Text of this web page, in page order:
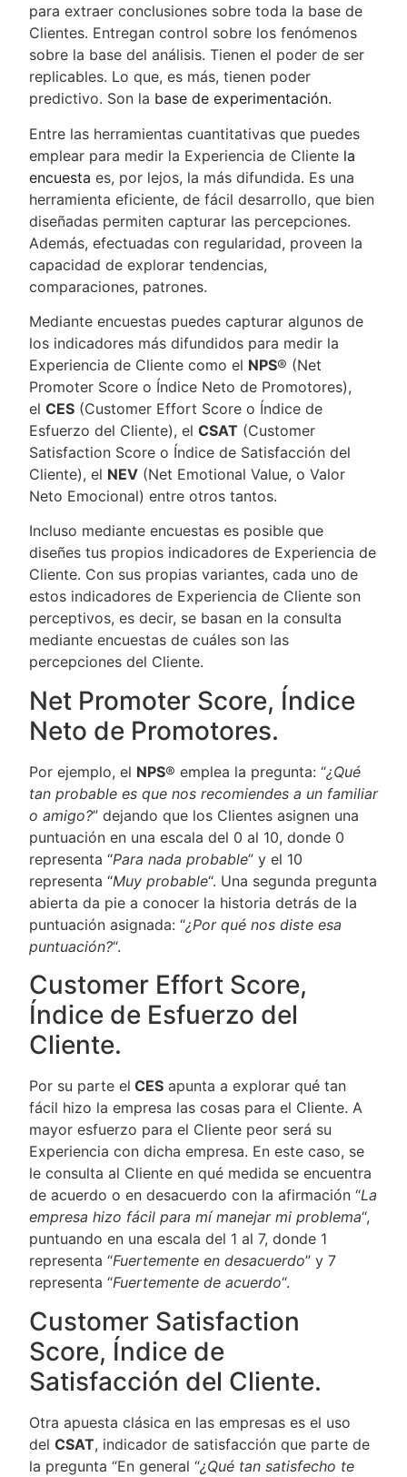
para extraer conclusiones sobre toda la base de
Clientes. Entregan control sobre los fenómenos
sobre la base del análisis. Tienen el poder de ser
replicables. Lo que, es más, tienen poder
predictivo. Son la base de experimentación.
Entre las herramientas cuantitativas que puedes
emplear para medir la Experiencia de Cliente la
encuesta es, por lejos, la más difundida. Es una
herramienta eficiente, de fácil desarrollo, que bien
diseñadas permiten capturar las percepciones.
Además, efectuadas con regularidad, proveen la
capacidad de explorar tendencias,
comparaciones, patrones.
Mediante encuestas puedes capturar algunos de
los indicadores más difundidos para medir la
Experiencia de Cliente como el NPS® (Net
Promoter Score o Índice Neto de Promotores),
el CES (Customer Effort Score o Índice de
Esfuerzo del Cliente), el CSAT (Customer
Satisfaction Score o Índice de Satisfacción del
Cliente), el NEV (Net Emotional Value, o Valor
Neto Emocional) entre otros tantos.
Incluso mediante encuestas es posible que
diseñes tus propios indicadores de Experiencia de
Cliente. Con sus propias variantes, cada uno de
estos indicadores de Experiencia de Cliente son
perceptivos, es decir, se basan en la consulta
mediante encuestas de cuáles son las
percepciones del Cliente.
Net Promoter Score, Índice
Neto de Promotores.
Por ejemplo, el NPS® emplea la pregunta: “¿Qué
tan probable es que nos recomiendes a un familiar
o amigo?” dejando que los Clientes asignen una
puntuación en una escala del 0 al 10, donde 0
representa “Para nada probable” y el 10
representa “Muy probable“. Una segunda pregunta
abierta da pie a conocer la historia detrás de la
puntuación asignada: “¿Por qué nos diste esa
puntuación?“.
Customer Effort Score,
Índice de Esfuerzo del
Cliente.
Por su parte el CES apunta a explorar qué tan
fácil hizo la empresa las cosas para el Cliente. A
mayor esfuerzo para el Cliente peor será su
Experiencia con dicha empresa. En este caso, se
le consulta al Cliente en qué medida se encuentra
de acuerdo o en desacuerdo con la afirmación “La
empresa hizo fácil para mí manejar mi problema“,
puntuando en una escala del 1 al 7, donde 1
representa “Fuertemente en desacuerdo” y 7
representa “Fuertemente de acuerdo“.
Customer Satisfaction
Score, Índice de
Satisfacción del Cliente.
Otra apuesta clásica en las empresas es el uso
del CSAT, indicador de satisfacción que parte de
la pregunta “En general “¿Qué tan satisfecho te